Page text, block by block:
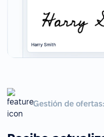
Gestión de